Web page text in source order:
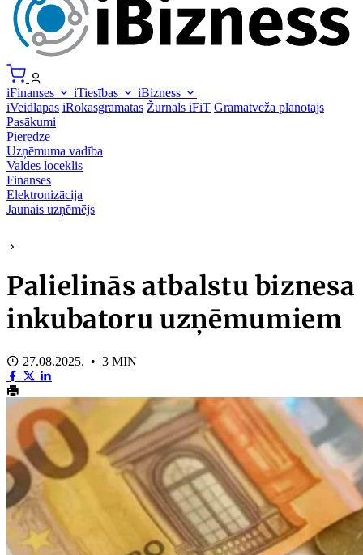
iFinanses iTiesības
iBizness
iVeidlapas iRokasgrāmatas Žurnāls iFiT Grāmatveža plānotājs
Pasākumi
Pieredze
Uzņēmuma vadība
Valdes loceklis
Finanses
Elektronizācija
Jaunais uzņēmējs
Palielinās atbalstu biznesa
inkubatoru uzņēmumiem
27.08.2025. • 3 MIN